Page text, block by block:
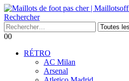
Rechercher
00
RÉTRO
AC Milan
Arsenal